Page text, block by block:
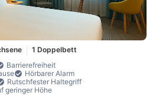
1 Doppelbett
Barrierefreiheit
Hörbarer Alarm
Rutschfester Haltegriff
geringer Höhe